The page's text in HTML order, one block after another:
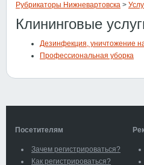
Рубрикаторы Нижневартовска >
Клининговые
Дезинфекция, уничтожение
Профессиональная уборка
Посетителям
Зачем регистрироваться?
Как регистрироваться?